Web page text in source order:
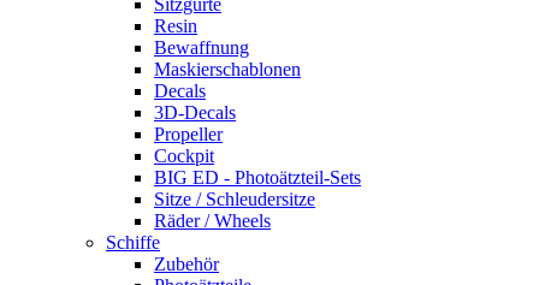
Sitzgurte
Resin
Bewaffnung
Maskierschablonen
Decals
3D-Decals
Propeller
Cockpit
BIG ED - Photoätzteil-Sets
Sitze / Schleudersitze
Räder / Wheels
Schiffe
Zubehör